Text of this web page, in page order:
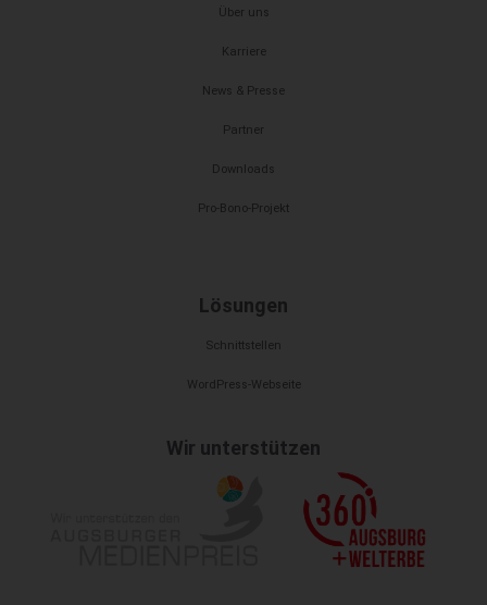
Über uns
Karriere
News & Presse
Partner
Downloads
Pro-Bono-Projekt
Lösungen
Schnittstellen
WordPress-Webseite
Wir unterstützen